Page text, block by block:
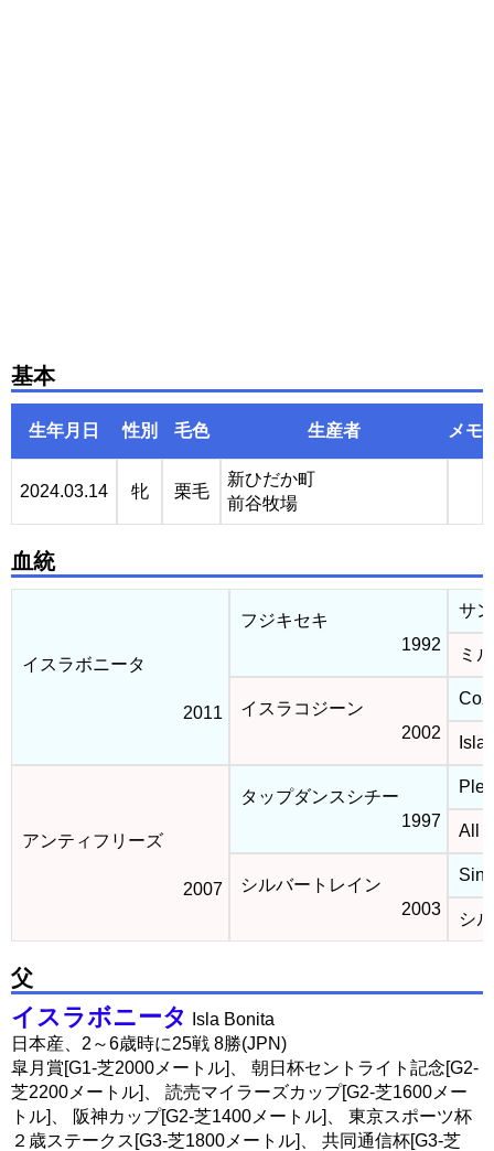
基本
生年月日 性別 毛色 生産者 メモ
2024.03.14 牝 栗毛
新ひだか町
前谷牧場
血統
イスラボニータ
2011
フジキセキ
1992
サ
ミ
イスラコジーン
2002
Isla
アンティフリーズ
2007
タップダンスシチー
1997
All
シルバートレイン
2003
シ
父
イスラボニータ
Isla Bonita
日本産、2～6歳時に25戦 8勝(JPN)
皐月賞[G1-芝2000メートル]、 朝日杯セントライト記念[G2-
芝2200メートル]、 読売マイラーズカップ[G2-芝1600メー
トル]、 阪神カップ[G2-芝1400メートル]、 東京スポーツ杯
２歳ステークス[G3-芝1800メートル]、 共同通信杯[G3-芝